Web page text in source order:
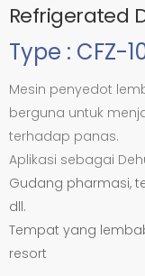
Refrigerated
Type : CFZ-
Mesin penyedot
berguna untuk
terhadap panas.
Aplikasi sebagai
Gudang pharmasi,
dll.
Tempat yang
resort